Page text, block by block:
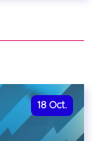
18 Oct.